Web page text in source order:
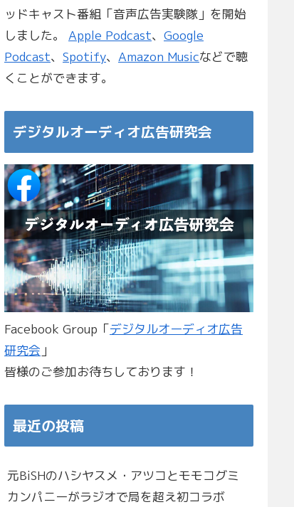
ッドキャスト番組「音声広告実験隊」を開始
しました。 Apple Podcast、 Google
Podcast、 Spotify、 Amazon Musicなどで聴
くことができます。
デジタルオーディオ広告研究会
Facebook Group「デジタルオーディオ広告
研究会 」
皆様のご参加お待ちしております！
最近の投稿
元BiSHのハシヤスメ・アツコとモモコグミ
カンパニーがラジオで局を超え初コラボ